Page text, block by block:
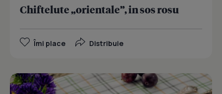
Chiftelute „orientale”, in sos rosu
Îmi place Distribuie